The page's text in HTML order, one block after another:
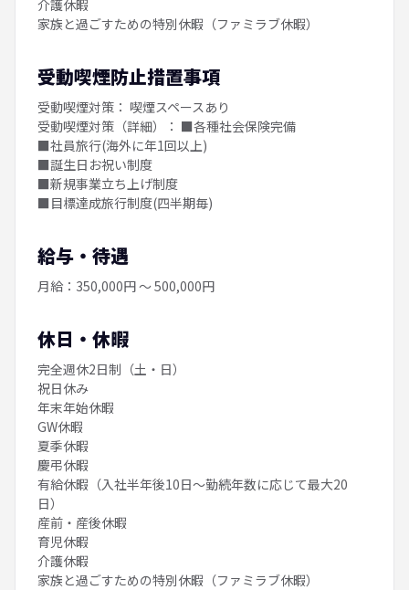
介護休暇
家族と過ごすための特別休暇（ファミラブ休暇）
受動喫煙防止措置事項
受動喫煙対策： 喫煙スペースあり
受動喫煙対策（詳細）： ■各種社会保険完備
■社員旅行(海外に年1回以上)
■誕生日お祝い制度
■新規事業立ち上げ制度
■目標達成旅行制度(四半期毎)
給与・待遇
月給：350,000円 ～ 500,000円
休日・休暇
完全週休2日制（土・日）
祝日休み
年末年始休暇
GW休暇
夏季休暇
慶弔休暇
有給休暇（入社半年後10日〜勤続年数に応じて最大20
日）
産前・産後休暇
育児休暇
介護休暇
家族と過ごすための特別休暇（ファミラブ休暇）